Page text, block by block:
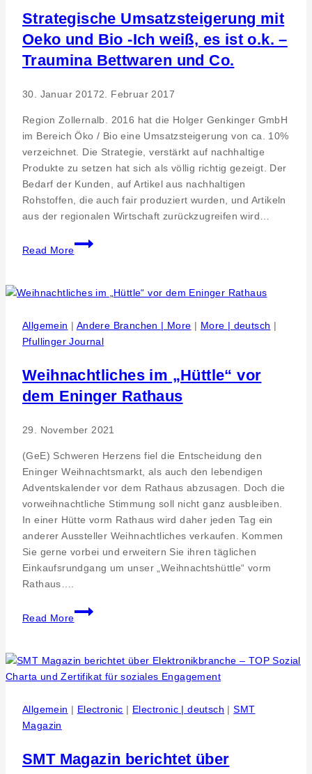
den
Produktionsabläufen
Strategische Umsatzsteigerung mit
Oeko und Bio -Ich weiß, es ist o.k. –
Traumina Bettwaren und Co.
30. Januar 20172. Februar 2017
Region Zollernalb. 2016 hat die Holger Genkinger GmbH
im Bereich Öko / Bio eine Umsatzsteigerung von ca. 10%
verzeichnet. Die Strategie, verstärkt auf nachhaltige
Produkte zu setzen hat sich als völlig richtig gezeigt. Der
Bedarf der Kunden, auf Artikel aus nachhaltigen
Rohstoffen, die auch fair produziert wurden, und Artikeln
aus der regionalen Wirtschaft zurückzugreifen wird…
Read More
Strategische
Umsatzsteigerung
Oeko
Bio
-
weiß,
es
ist
–
Traumina
Bettwaren
und
Co.
Allgemein | Andere Branchen | More | More | deutsch |
Pfullinger Journal
Weihnachtliches im „Hüttle“ vor
dem Eninger Rathaus
29. November 2021
(GeE) Schweren Herzens fiel die Entscheidung den
Eninger Weihnachtsmarkt, als auch den lebendigen
Adventskalender vor dem Rathaus abzusagen. Doch die
vorweihnachtliche Stimmung soll nicht ganz ausbleiben.
In einer Hütte vorm Rathaus wird daher jeden Tag ein
anderer Aussteller Weihnachtliches verkaufen. Kommen
Sie gerne vorbei und erweitern Sie ihren täglichen
Einkaufsrundgang um unser „Weihnachtshüttle“ vorm
Rathaus….
Read More
Weihnachtliches
im
vor
dem
Rathaus
Allgemein | Electronic | Electronic | deutsch |SMT
Magazin
SMT Magazin berichtet über